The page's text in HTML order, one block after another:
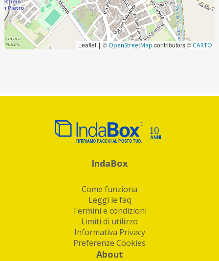
Leaflet | © OpenStreetMap contributors © CARTO
IndaBox
Come funziona
Leggi le faq
Termini e condizioni
Limiti di utilizzo
Informativa Privacy
Preferenze Cookies
About